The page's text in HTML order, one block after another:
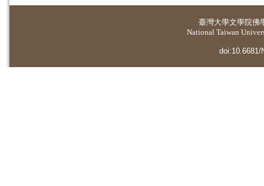
臺灣大學文學院佛
National Taiwan
doi:10.6681/